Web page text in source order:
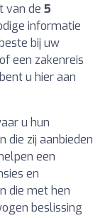
van de 5
informatie
bij uw
een zakenreis
u hier aan
u hun
die zij aanbieden
een
en
die met hen
beslissing